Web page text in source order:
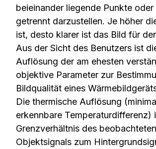
beieinander liegende Punkte oder
getrennt darzustellen. Je höher
ist, desto klarer ist das Bild für
Aus der Sicht des Benutzers ist
Auflösung der am ehesten
objektive Parameter zur
Bildqualität eines
Die thermische Auflösung
erkennbare Temperaturdifferenz)
Grenzverhältnis des beobachteten
Objektsignals zum